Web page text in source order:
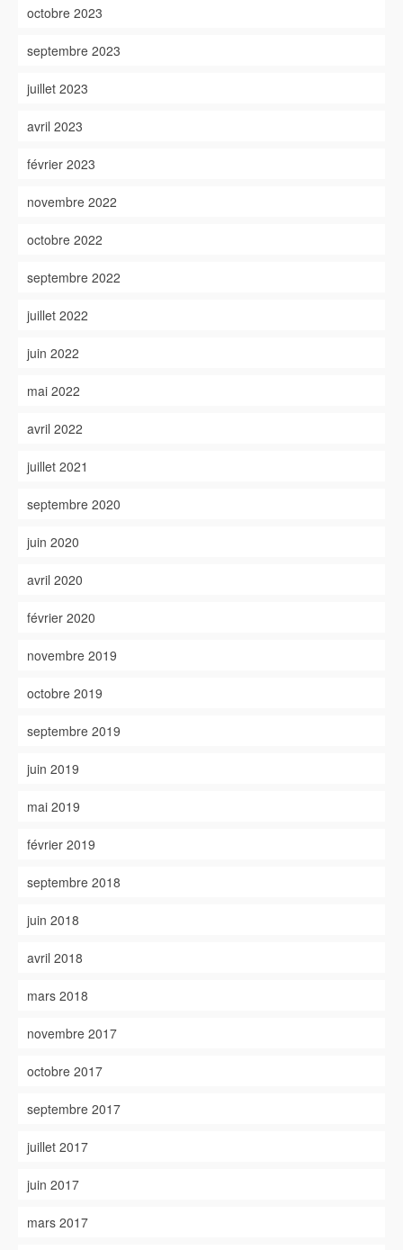
octobre 2023
septembre 2023
juillet 2023
avril 2023
février 2023
novembre 2022
octobre 2022
septembre 2022
juillet 2022
juin 2022
mai 2022
avril 2022
juillet 2021
septembre 2020
juin 2020
avril 2020
février 2020
novembre 2019
octobre 2019
septembre 2019
juin 2019
mai 2019
février 2019
septembre 2018
juin 2018
avril 2018
mars 2018
novembre 2017
octobre 2017
septembre 2017
juillet 2017
juin 2017
mars 2017